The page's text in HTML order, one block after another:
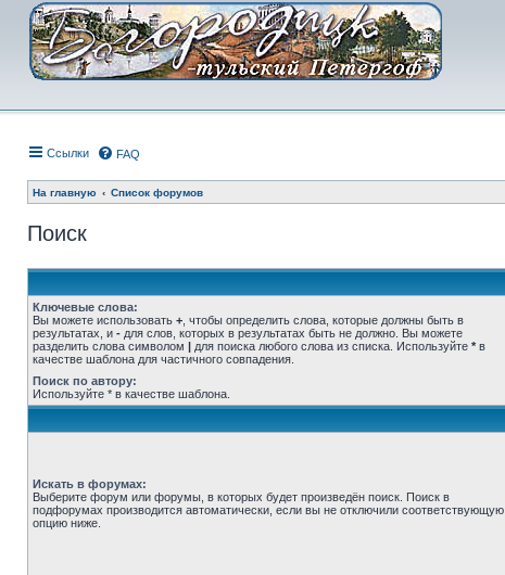
Ссылки FAQ
На главную Список форумов
Поиск
Ключевые слова:
Вы можете использовать + , чтобы определить слова, которые должны быть в
результатах, и - для слов, которых в результатах быть не должно. Вы можете
разделить слова символом | для поиска любого слова из списка. Используйте * в
качестве шаблона для частичного совпадения.
Поиск по автору:
Используйте * в качестве шаблона.
Искать в форумах:
Выберите форум или форумы, в которых будет произведён поиск. Поиск в
подфорумах производится автоматически, если вы не отключили соответствующую
опцию ниже.